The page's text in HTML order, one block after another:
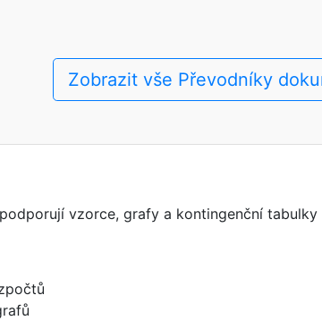
Zobrazit vše Převodníky
vzorce, grafy a kontingenční